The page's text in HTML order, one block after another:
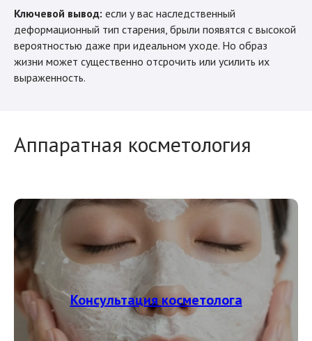
Ключевой вывод: если у вас наследственный
деформационный тип старения, брыли появятся с высокой
вероятностью даже при идеальном уходе. Но образ
жизни может существенно отсрочить или усилить их
выраженность.
Аппаратная косметология
Консультация косметолога